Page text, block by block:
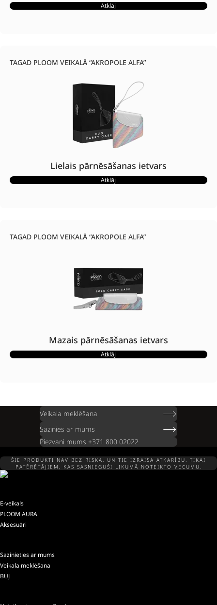
Atklāj
TAGAD PLOOM VEIKALĀ “AKROPOLE ALFA”
Lielais pārnēsāšanas ietvars
Atklāj
TAGAD PLOOM VEIKALĀ “AKROPOLE ALFA”
Mazais pārnēsāšanas ietvars
Atklāj
Veikala meklēšana
Sazinies ar mums
Piezvani mums +371 800 02022
ŠIE PRODUKTI NAV BEZ RISKA, UN TIE IZRAISA ATKARĪBU. TIKAI
PATĒRĒTĀJIEM, KAS SASNIEGUŠI LIKUMĀ NOTEIKTO VECUMU.
E-veikals
PLOOM AURA
Aksesuāri
Sazinieties ar mums
Veikala meklēšana
BUJ